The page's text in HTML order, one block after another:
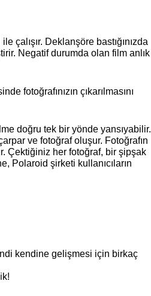
çalışır. Deklanşöre bastığınızda
Negatif durumda olan film anlık
fotoğrafınızın çıkarılmasını
doğru tek bir yönde yansıyabilir.
ve fotoğraf oluşur. Fotoğrafın
Çektiğiniz her fotoğraf, bir şipşak
Polaroid şirketi kullanıcıların
kendine gelişmesi için birkaç